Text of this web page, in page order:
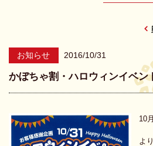
お知らせ 2016/10/31
かぼちゃ割・ハロウィンイベン
10
よ